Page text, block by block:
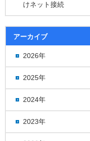
けネット接続
アーカイブ
2026年
2025年
2024年
2023年